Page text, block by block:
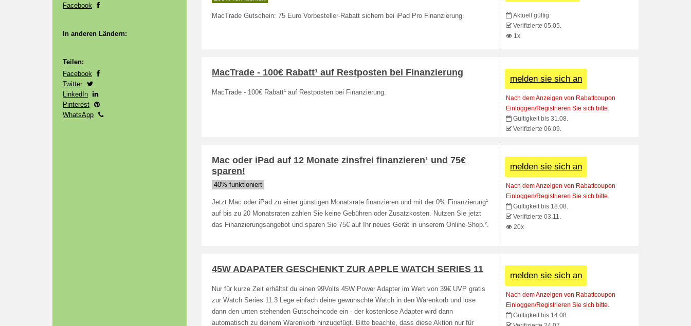
Facebook
In anderen Ländern:
Teilen:
Facebook
Twitter
LinkedIn
Pinterest
WhatsApp
MacTrade Gutschein: 75 Euro Vorbesteller-Rabatt sichern bei iPad Pro Finanzierung.
Aktuell gültig
Verifizierte 05.05.
1x
MacTrade - 100€ Rabatt¹ auf Restposten bei Finanzierung
MacTrade - 100€ Rabatt¹ auf Restposten bei Finanzierung.
melden sie sich an
Nach dem Anzeigen von Rabattcoupon
Einloggen/Registrieren Sie sich bitte.
Gültigkeit bis 31.08.
Verifizierte 06.09.
Mac oder iPad auf 12 Monate zinsfrei finanzieren¹ und 75€
sparen!
40% funktioniert
Jetzt Mac oder iPad zu einer günstigen Monatsrate finanzieren und mit der 0% Finanzierung¹
auf bis zu 20 Monatsraten zahlen Sie keine Gebühren oder Zusatzkosten. Nutzen Sie jetzt
das Finanzierungsangebot und sparen Sie 75€ auf Ihr neues Gerät in unserem Online-Shop.².
melden sie sich an
Nach dem Anzeigen von Rabattcoupon
Einloggen/Registrieren Sie sich bitte.
Gültigkeit bis 18.08.
Verifizierte 03.11.
20x
45W ADAPATER GESCHENKT ZUR APPLE WATCH SERIES 11
Nur für kurze Zeit erhältst du einen 99Volts 45W Power Adapter im Wert von 39€ UVP gratis
zur Watch Series 11.3 Lege einfach deine gewünschte Watch in den Warenkorb und löse
dann den unten stehenden Gutscheincode ein - der kostenlose Adapter wird dann
automatisch zu deinem Warenkorb hinzugefügt. Bitte beachte, dass diese Aktion nur für
melden sie sich an
Nach dem Anzeigen von Rabattcoupon
Einloggen/Registrieren Sie sich bitte.
Gültigkeit bis 14.08.